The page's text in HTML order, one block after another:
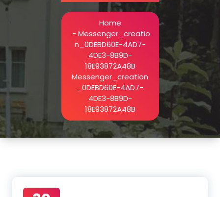
Home
- Messenger_creatio
n_0DEBD60E-4AD7-
4DE3-8B9D-
18E93872A48B
Messenger_creation
_0DEBD60E-4AD7-
4DE3-8B9D-
18E93872A48B